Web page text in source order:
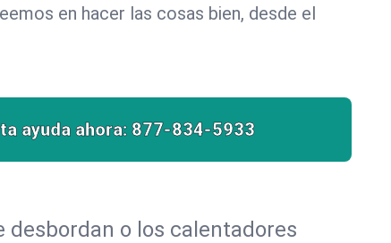
en hacer las cosas bien, desde el
ayuda ahora: 877-834-5933
desbordan o los calentadores